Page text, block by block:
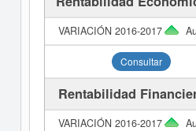
Consultar
Rentabilidad